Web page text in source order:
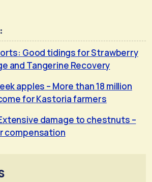
Good tidings for Strawberry
and Tangerine Recovery
apples – More than 18 million
for Kastoria farmers
damage to chestnuts –
compensation